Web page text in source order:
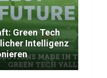
Green Tech
Intelligenz